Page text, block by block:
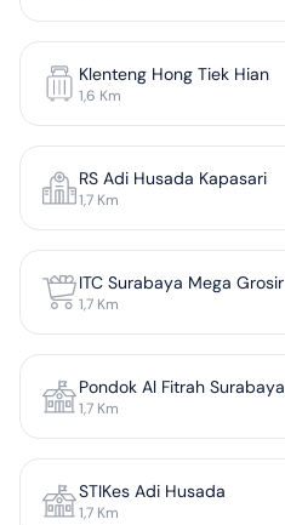
Klenteng Hong Tiek Hian
1,6 Km
RS Adi Husada Kapasari
1,7 Km
ITC Surabaya Mega Grosir
1,7 Km
Pondok Al Fitrah Surabaya
1,7 Km
STIKes Adi Husada
1,7 Km